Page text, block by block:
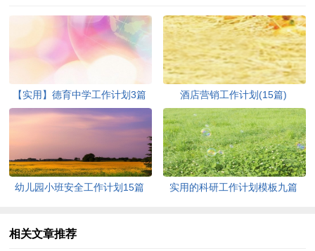
【实用】德育中学工作计划3篇 酒店营销工作计划(15篇)
幼儿园小班安全工作计划15篇 实用的科研工作计划模板九篇
相关文章推荐